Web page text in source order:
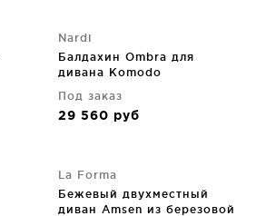
Nardi
Балдахин Ombra для
дивана Komodo
Под заказ
29 560 руб
La Forma
Бежевый двухместный
диван Amsen из березовой